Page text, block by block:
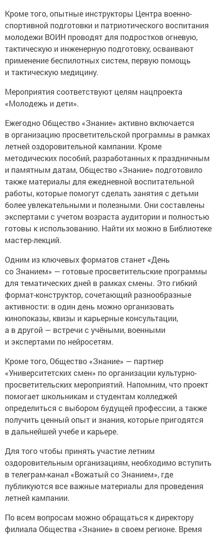
Кроме того, опытные инструкторы Центра военно-
спортивной подготовки и патриотического воспитания
молодежи ВОИН проводят для подростков огневую,
тактическую и инженерную подготовку, осваивают
применение беспилотных систем, первую помощь
и тактическую медицину.
Мероприятия соответствуют целям нацпроекта
«Молодежь и дети».
Ежегодно Общество «Знание» активно включается
в организацию просветительской программы в рамках
летней оздоровительной кампании. Кроме
методических пособий, разработанных к праздничным
и памятным датам, Общество «Знание» подготовило
также материалы для ежедневной воспитательной
работы, которые помогут сделать занятия с детьми
более увлекательными и полезными. Они составлены
экспертами с учетом возраста аудитории и полностью
готовы к использованию. Найти их можно в Библиотеке
мастер-лекций.
Одним из ключевых форматов станет «День
со Знанием» — готовые просветительские программы
для тематических дней в рамках смены. Это гибкий
формат-конструктор, сочетающий разнообразные
активности: в один день можно организовать
кинопоказы, квизы и карьерные консультации,
а в другой — встречи с учёными, военными
и экспертами по нейросетям.
Кроме того, Общество «Знание» — партнер
«Университетских смен» по организации культурно-
просветительских мероприятий. Напомним, что проект
помогает школьникам и студентам колледжей
определиться с выбором будущей профессии, а также
получить ценный опыт и знания, которые пригодятся
в дальнейшей учебе и карьере.
Для того чтобы принять участие летним
оздоровительным организациям, необходимо вступить
в телеграм-канал «Вожатый со Знанием», где
публикуются все важные материалы для проведения
летней кампании.
По всем вопросам можно обращаться к директору
филиала Общества «Знание» в своем регионе. Время